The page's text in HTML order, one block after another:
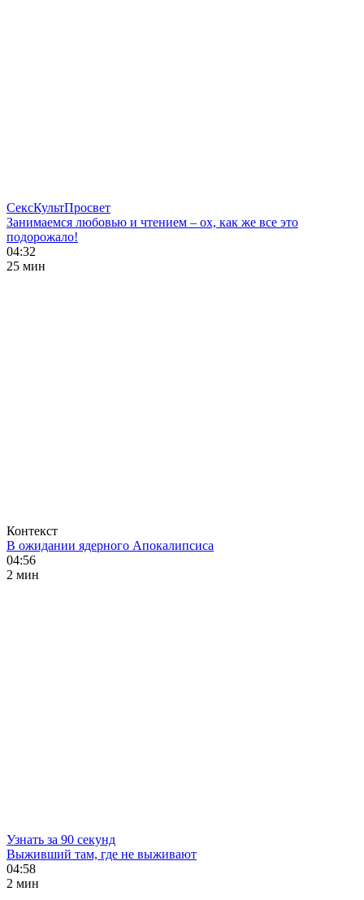
СексКультПросвет
Занимаемся любовью и чтением – ох, как же все это
подорожало!
04:32
25 мин
Контекст
В ожидании ядерного Апокалипсиса
04:56
2 мин
Узнать за 90 секунд
Выживший там, где не выживают
04:58
2 мин